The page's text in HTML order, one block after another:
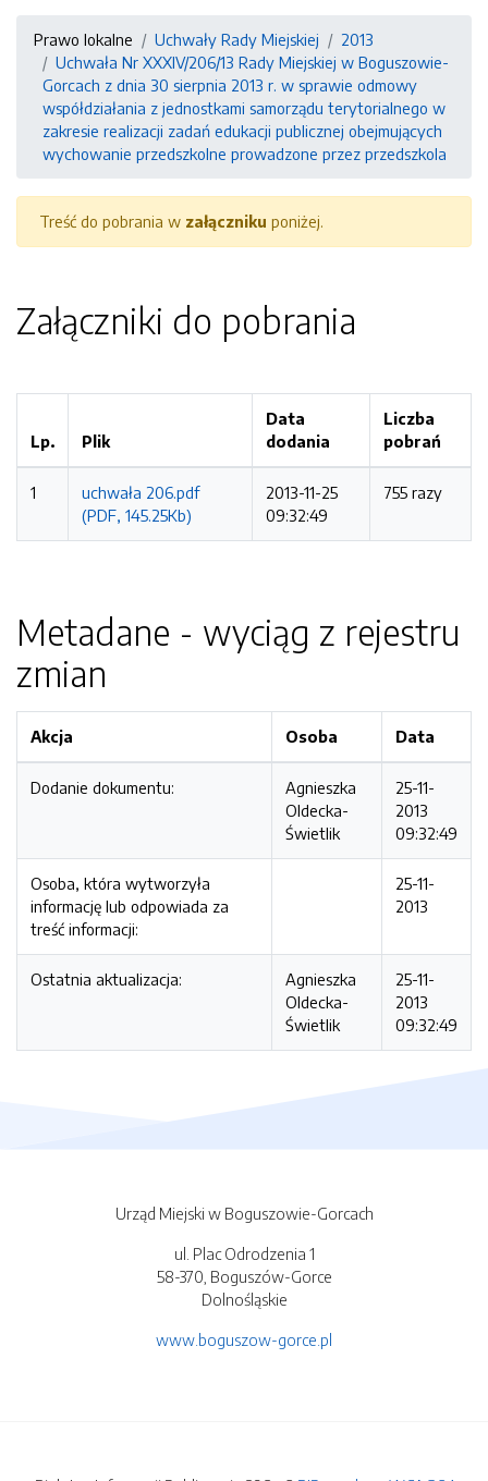
Prawo lokalne Uchwały Rady Miejskiej
2013
Uchwała Nr XXXIV/206/13 Rady Miejskiej w Boguszowie-
Gorcach z dnia 30 sierpnia 2013 r. w sprawie odmowy
współdziałania z jednostkami samorządu terytorialnego w
zakresie realizacji zadań edukacji publicznej obejmujących
wychowanie przedszkolne prowadzone przez przedszkola
Treść do pobrania w załączniku poniżej.
Załączniki do pobrania
Lp. Plik
Data
dodania
Liczba
pobrań
1
uchwała 206.pdf
(PDF, 145.25Kb)
2013-11-25
09:32:49
755 razy
Metadane - wyciąg z rejestru
zmian
Akcja Osoba Data
Dodanie dokumentu:
Agnieszka
Oldecka-
Świetlik
25-11-
2013
09:32:49
Osoba, która wytworzyła
informację lub odpowiada za
treść informacji:
25-11-
2013
Ostatnia aktualizacja:
Agnieszka
Oldecka-
Świetlik
25-11-
2013
09:32:49
Urząd Miejski w Boguszowie-Gorcach
ul. Plac Odrodzenia 1
58-370, Boguszów-Gorce
Dolnośląskie
www.boguszow-gorce.pl